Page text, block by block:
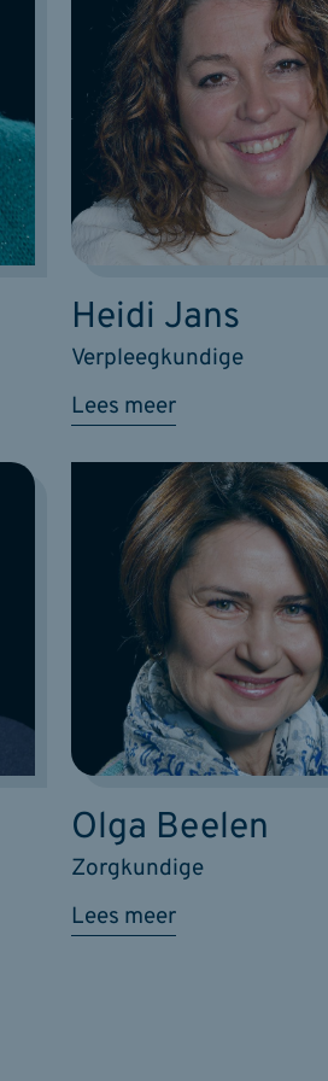
Lees meer
Verpleegkundige
Heidi Jans
Lees meer
Zorgkundige
Olga Beelen